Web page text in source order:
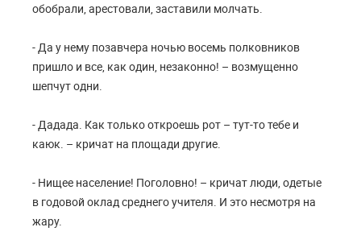
обобрали, арестовали, заставили молчать.
- Да у нему позавчера ночью восемь полковников
пришло и все, как один, незаконно! – возмущенно
шепчут одни.
- Дадада. Как только откроешь рот – тут-то тебе и
каюк. – кричат на площади другие.
- Нищее население! Поголовно! – кричат люди, одетые
в годовой оклад среднего учителя. И это несмотря на
жару.